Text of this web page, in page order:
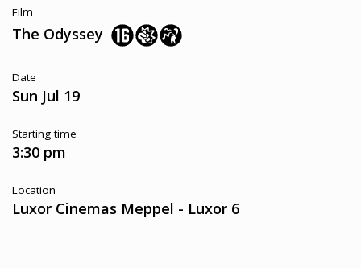
Film
The Odyssey
Date
Sun Jul 19
Starting time
3:30 pm
Location
Luxor Cinemas Meppel - Luxor 6